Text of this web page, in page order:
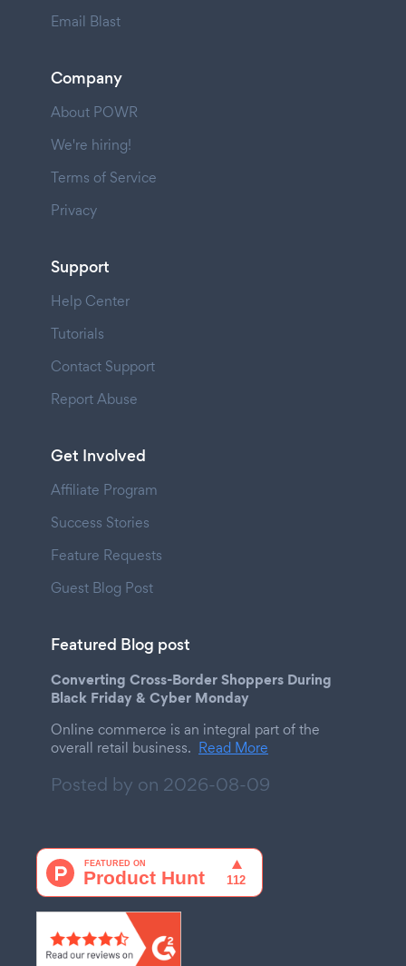
Email Blast
Company
About POWR
We're hiring!
Terms of Service
Privacy
Support
Help Center
Tutorials
Contact Support
Report Abuse
Get Involved
Affiliate Program
Success Stories
Feature Requests
Guest Blog Post
Featured Blog post
Converting Cross-Border Shoppers During
Black Friday & Cyber Monday
Online commerce is an integral part of the
overall retail business. Read More
Posted by on 2026-08-09